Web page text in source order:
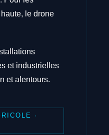
le drone
et industrielles
et alentours.
·